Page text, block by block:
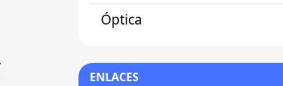
Óptica
ENLACES